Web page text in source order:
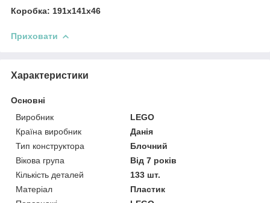
Коробка: 191х141х46
Приховати
Характеристики
Основні
Виробник
LEGO
Країна виробник
Данія
Тип конструктора
Блочний
Вікова група
Від 7 років
Кількість деталей
133 шт.
Матеріал
Пластик